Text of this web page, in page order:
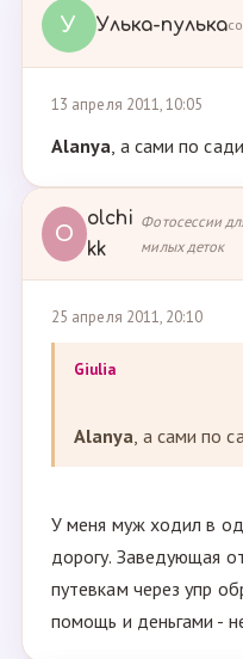
У Улька-пулька
13 апреля 2011, 10:05
Alanya, а сами по
O
olchi
kk
Фотосессии
милых деток
25 апреля 2011, 20:10
Giulia
Alanya, а сами по
У меня муж ходил в
дорогу. Заведующая
путевкам через упр
помощь и деньгами -